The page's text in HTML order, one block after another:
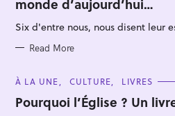
G
O
R
I
S
monde d’aujourd’hui…
Six d'entre nous, nous disent leur
Read More
C
T
E
À LA UNE CULTURE LIVRES
Pourquoi l’Église ? Un